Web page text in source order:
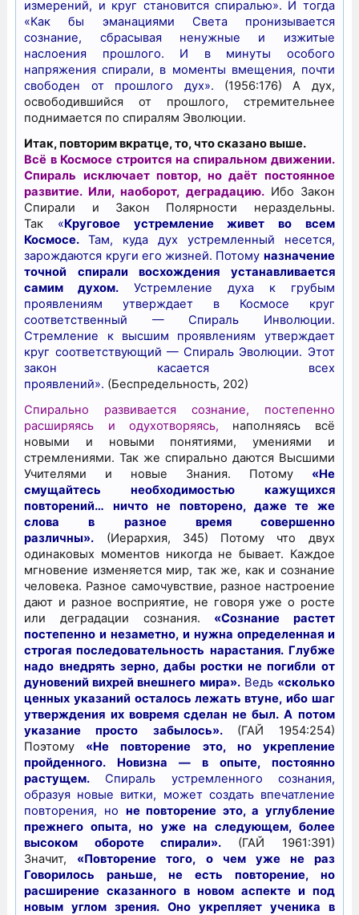
измерений, и круг становится спиралью». И тогда
«Как бы эманациями Света пронизывается
сознание, сбрасывая ненужные и изжитые
наслоения прошлого. И в минуты особого
напряжения спирали, в моменты вмещения, почти
свободен от прошлого дух». (1956:176) А дух,
освободившийся от прошлого, стремительнее
поднимается по спиралям Эволюции.
Итак, повторим вкратце, то, что сказано выше.
Всё в Космосе строится на спиральном движении.
Спираль исключает повтор, но даёт постоянное
развитие. Или, наоборот, деградацию.Ибо Закон
Спирали и Закон Полярности нераздельны.
Так «Круговое устремление живет во всем
Космосе.Там, куда дух устремленный несется,
зарождаются круги его жизней. Потому назначение
точной спирали восхождения устанавливается
самим духом. Устремление духа к грубым
проявлениям утверждает в Космосе круг
соответственный — Спираль Инволюции.
Стремление к высшим проявлениям утверждает
круг соответствующий — Спираль Эволюции. Этот
закон касается всех
проявлений». (Беспредельность, 202)
Спирально развивается сознание, постепенно
расширяясь и одухотворяясь, наполняясь всё
новыми и новыми понятиями, умениями и
стремлениями. Так же спирально даются Высшими
Учителями и новые Знания. Потому «Не
смущайтесь необходимостью кажущихся
повторений… ничто не повторено, даже те же
слова в разное время совершенно
различны». (Иерархия, 345) Потому что двух
одинаковых моментов никогда не бывает. Каждое
мгновение изменяется мир, так же, как и сознание
человека. Разное самочувствие, разное настроение
дают и разное восприятие, не говоря уже о росте
или деградации сознания. «Сознание растет
постепенно и незаметно, и нужна определенная и
строгая последовательность нарастания. Глубже
надо внедрять зерно, дабы ростки не погибли от
дуновений вихрей внешнего мира».Ведь «сколько
ценных указаний осталось лежать втуне, ибо шаг
утверждения их вовремя сделан не был. А потом
указание просто забылось».
(ГАЙ 1954:254)
Поэтому
«Не повторение это, но укрепление
пройденного. Новизна — в опыте, постоянно
растущем. Спираль устремленного сознания,
образуя новые витки, может создать впечатление
повторения, но не повторение это, а углубление
прежнего опыта, но уже на следующем, более
высоком обороте спирали». (ГАЙ 1961:391)
Значит, «Повторение того, о чем уже не раз
Говорилось раньше, не есть повторение, но
расширение сказанного в новом аспекте и под
новым углом зрения. Оно укрепляет ученика в